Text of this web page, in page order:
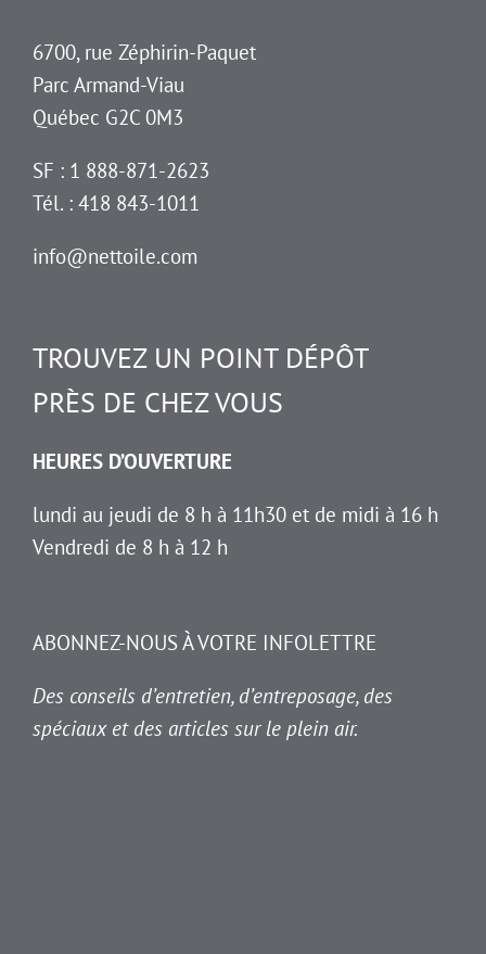
6700, rue Zéphirin-Paquet
Parc Armand-Viau
Québec G2C 0M3
SF : 1 888-871-2623
Tél. : 418 843-1011
info@nettoile.com
TROUVEZ UN POINT DÉPÔT
PRÈS DE CHEZ VOUS
HEURES D’OUVERTURE
lundi au jeudi de 8 h à 11h30 et de midi à 16 h
Vendredi de 8 h à 12 h
ABONNEZ-NOUS À VOTRE INFOLETTRE
Des conseils d’entretien, d’entreposage, des
spéciaux et des articles sur le plein air.